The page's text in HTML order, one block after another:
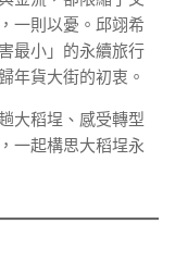
一則以憂。邱翊希
最小」的永續旅行
年貨大街的初衷。
大稻埕、感受轉型
一起構思大稻埕永